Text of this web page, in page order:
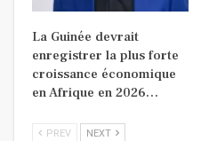
La Guinée devrait
enregistrer la plus forte
croissance économique
en Afrique en 2026…
PREV NEXT